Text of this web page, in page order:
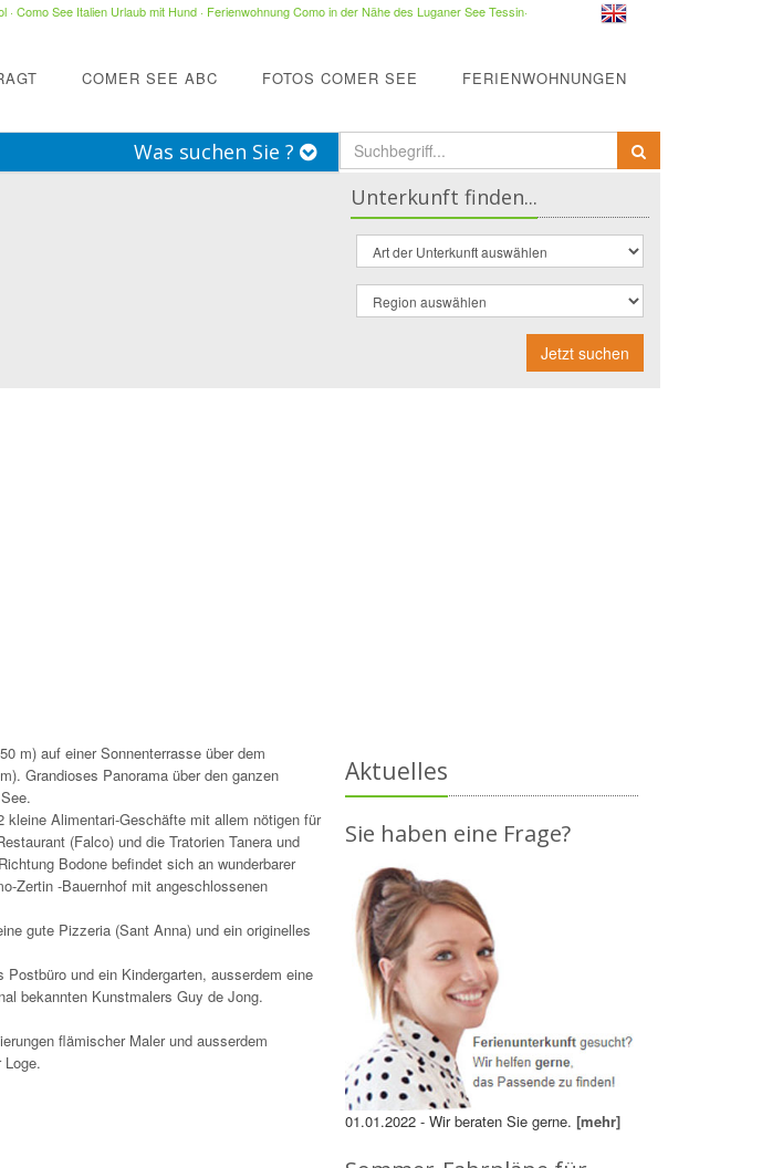
· Como See Italien Urlaub mit Hund· Ferienwohnung Como in der Nähe des Luganer See Tessin·
COMER SEE ABC FOTOS COMER SEE FERIENWOHNUNGEN
Was suchen Sie ?
Unterkunft finden...
Jetzt suchen
m) auf einer Sonnenterrasse über dem
Grandioses Panorama über den ganzen
kleine Alimentari-Geschäfte mit allem nötigen für
(Falco) und die Tratorien Tanera und
Bodone befindet sich an wunderbarer
Zertin -Bauernhof mit angeschlossenen
gute Pizzeria (Sant Anna) und ein originelles
Postbüro und ein Kindergarten, ausserdem eine
bekannten Kunstmalers Guy de Jong.
flämischer Maler und ausserdem
Aktuelles
Sie haben eine Frage?
01.01.2022 - Wir beraten Sie gerne. [mehr]